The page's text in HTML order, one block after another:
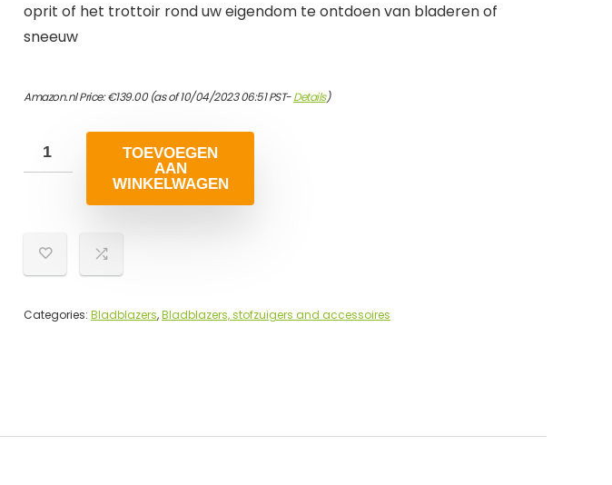
oprit of het trottoir rond uw eigendom te ontdoen van bladeren of
sneeuw
Amazon.nl Price:€139.00(as of 10/04/2023 06:51 PST-Details)
TOEVOEGEN
AAN
WINKELWAGEN
Categories: Bladblazers,Bladblazers, stofzuigers and accessoires